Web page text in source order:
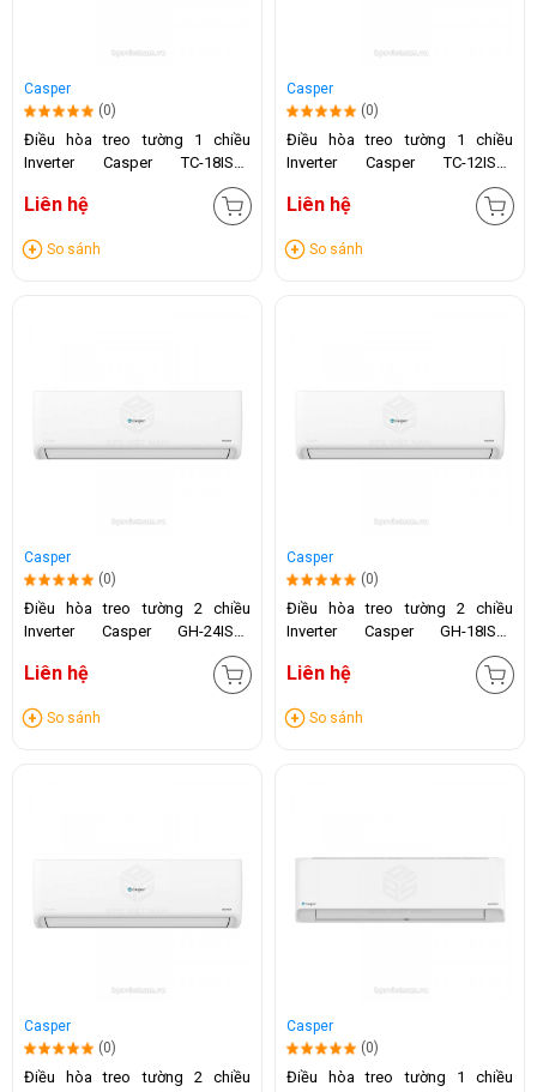
Casper
(0)
Điều hòa treo tường 1 chiều
Inverter Casper TC-18IS36
Liên hệ
So sánh
Casper
(0)
Điều hòa treo tường 1 chiều
Inverter Casper TC-12IS36
Liên hệ
So sánh
Casper
(0)
Điều hòa treo tường 2 chiều
Inverter Casper GH-24IS33
Liên hệ
So sánh
Casper
(0)
Điều hòa treo tường 2 chiều
Inverter Casper GH-18IS35
Liên hệ
So sánh
Casper
(0)
Điều hòa treo tường 2 chiều
Casper
(0)
Điều hòa treo tường 1 chiều